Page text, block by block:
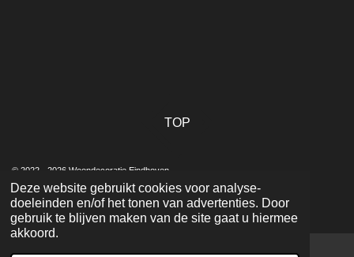
Deze website gebruikt cookies voor analyse-
doeleinden en/of het tonen van advertenties. Door
gebruik te blijven maken van de site gaat u hiermee
akkoord.
TOP
© 2022 - 2026 Woondecoratie Eindhoven
Powered byJouwWeb